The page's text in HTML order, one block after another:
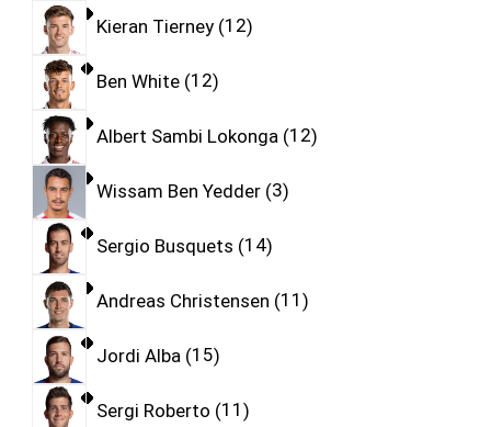
Kieran Tierney 12
Ben White 12
Albert Sambi Lokonga 12
Wissam Ben Yedder 3
Sergio Busquets 14
Andreas Christensen 11
Jordi Alba 15
Sergi Roberto 11